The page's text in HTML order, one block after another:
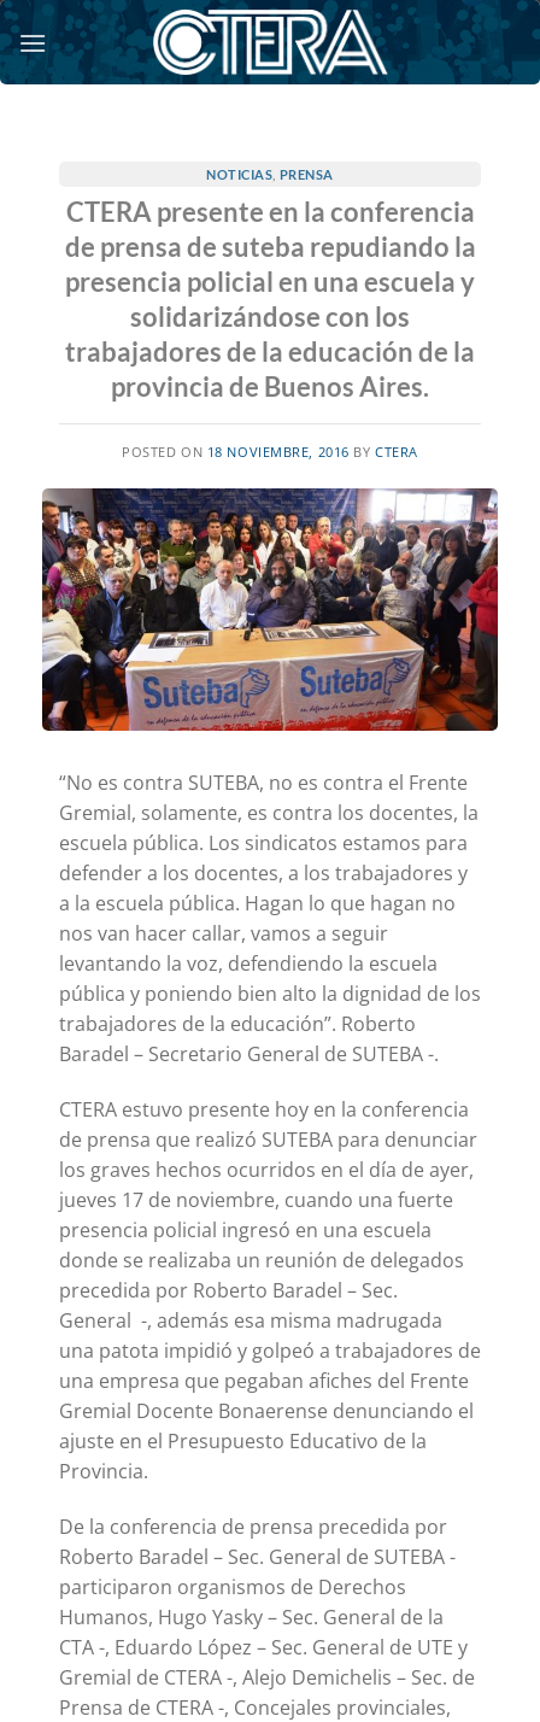
Saltar
al
contenido
NOTICIAS PRENSA
CTERA presente en la conferencia
de prensa de suteba repudiando la
presencia policial en una escuela y
solidarizándose con los
trabajadores de la educación de la
provincia de Buenos Aires.
POSTED ON 18 NOVIEMBRE, 2016 BYCTERA
“No es contra SUTEBA, no es contra el Frente
Gremial, solamente, es contra los docentes, la
escuela pública. Los sindicatos estamos para
defender a los docentes, a los trabajadores y
a la escuela pública. Hagan lo que hagan no
nos van hacer callar, vamos a seguir
levantando la voz, defendiendo la escuela
pública y poniendo bien alto la dignidad de los
trabajadores de la educación”. Roberto
Baradel – Secretario General de SUTEBA -.
CTERA estuvo presente hoy en la conferencia
de prensa que realizó SUTEBA para denunciar
los graves hechos ocurridos en el día de ayer,
jueves 17 de noviembre, cuando una fuerte
presencia policial ingresó en una escuela
donde se realizaba un reunión de delegados
precedida por Roberto Baradel – Sec.
General -, además esa misma madrugada
una patota impidió y golpeó a trabajadores de
una empresa que pegaban afiches del Frente
Gremial Docente Bonaerense denunciando el
ajuste en el Presupuesto Educativo de la
Provincia.
De la conferencia de prensa precedida por
Roberto Baradel – Sec. General de SUTEBA -
participaron organismos de Derechos
Humanos, Hugo Yasky – Sec. General de la
CTA -, Eduardo López – Sec. General de UTE y
Gremial de CTERA -, Alejo Demichelis – Sec. de
Prensa de CTERA -, Concejales provinciales,